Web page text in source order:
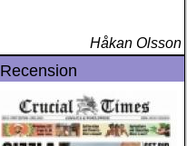
Håkan Olsson
Recension